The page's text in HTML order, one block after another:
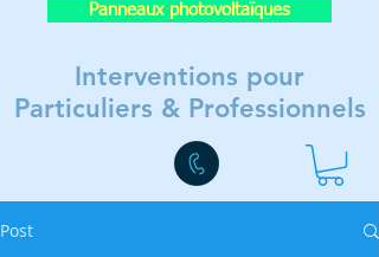
Panneaux photovoltaïques
Interventions pour
Particuliers & Professionnels
Post